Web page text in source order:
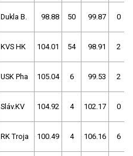
Dukla B. 98.88 50 99.87 0
KVS HK 104.01 54 98.91 2
USK Pha 105.04 6 99.53 2
Sláv.KV 104.92 4 102.17 0
RK Troja 100.49 4 106.16 6